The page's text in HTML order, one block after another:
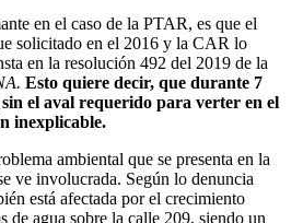
en el caso de la PTAR, es que el
solicitado en el 2016 y la CAR lo
en la resolución 492 del 2019 de la
Esto quiere decir, que durante 7
el aval requerido para verter en el
inexplicable.
ambiental que se presenta en la
ve involucrada. Según lo denuncia
está afectada por el crecimiento
de agua sobre la calle 209, siendo un